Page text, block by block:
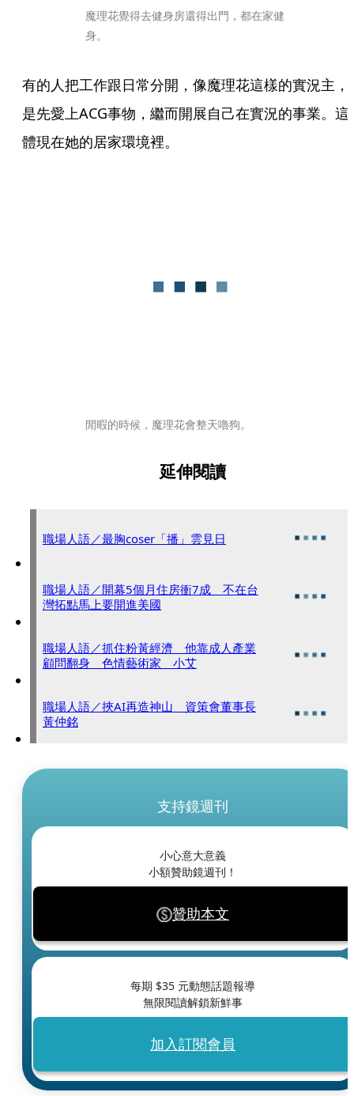
魔理花覺得去健身房還得出門，都在家健
身。
有的人把工作跟日常分開，像魔理花這樣的實況主，
是先愛上ACG事物，繼而開展自己在實況的事業。這
體現在她的居家環境裡。
閒暇的時候，魔理花會整天嚕狗。
延伸閱讀
職場人語／最胸coser「播」雲見日
職場人語／開幕5個月住房衝7成 不在台
灣拓點馬上要開進美國
職場人語／抓住粉黃經濟 他靠成人產業
顧問翻身 色情藝術家 小艾
職場人語／挾AI再造神山 資策會董事長
黃仲銘
支持鏡週刊
小心意大意義
小額贊助鏡週刊！
贊助本文
每期 $35 元動態話題報導
無限閱讀解鎖新鮮事
加入訂閱會員